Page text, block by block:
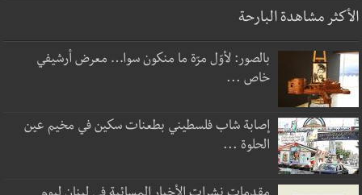
الأكثر مشاهدة البارحة
بالصور: لأوّل مرّة ما منكون سوا… معرض أرشيفي
خاص ...
إصابة شاب فلسطيني بطعنات سكين في مخيم عين
الحلوة ...